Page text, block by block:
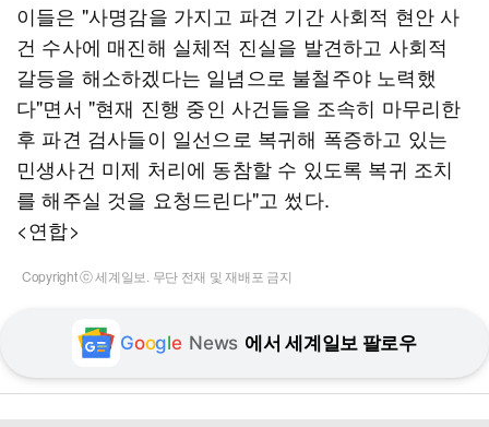
이들은 "사명감을 가지고 파견 기간 사회적 현안 사
건 수사에 매진해 실체적 진실을 발견하고 사회적
갈등을 해소하겠다는 일념으로 불철주야 노력했
다"면서 "현재 진행 중인 사건들을 조속히 마무리한
후 파견 검사들이 일선으로 복귀해 폭증하고 있는
민생사건 미제 처리에 동참할 수 있도록 복귀 조치
를 해주실 것을 요청드린다"고 썼다.
<연합>
Copyright ⓒ 세계일보. 무단 전재 및 재배포 금지
Google News 에서 세계일보 팔로우